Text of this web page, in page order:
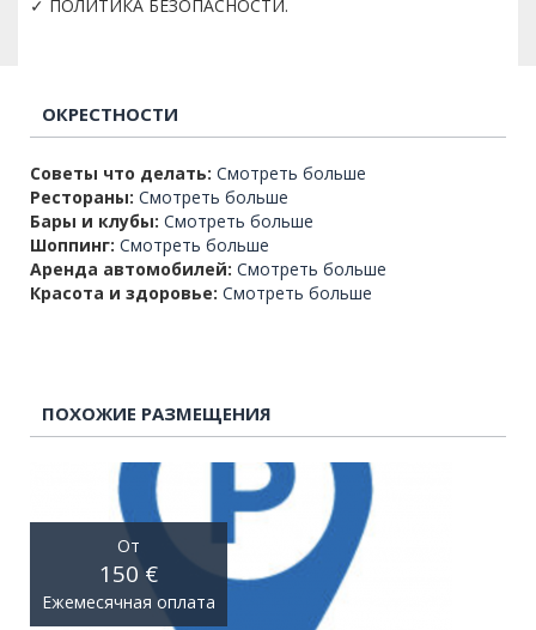
✓ ПОЛИТИКА БЕЗОПАСНОСТИ.
ОКРЕСТНОСТИ
Советы что делать: Смотреть больше
Рестораны: Смотреть больше
Бары и клубы: Смотреть больше
Шоппинг: Смотреть больше
Аренда автомобилей: Смотреть больше
Красота и здоровье: Смотреть больше
ПОХОЖИЕ РАЗМЕЩЕНИЯ
От
150 €
Ежемесячная оплата